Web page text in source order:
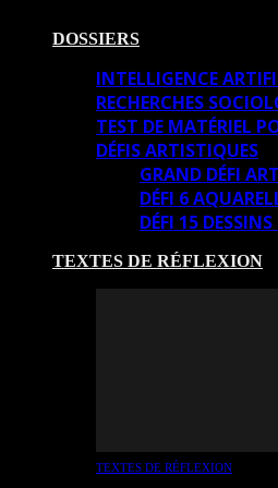
DOSSIERS
INTELLIGENCE
RECHERCHES
TEST DE MATÉRIEL
DÉFIS ARTISTIQUES
GRAND DÉFI
DÉFI 6
DÉFI 15
TEXTES DE RÉFLEXION
TEXTES DE RÉFLEXION